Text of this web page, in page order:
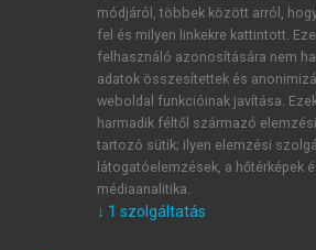
ÚJ FIÓK LÉTREHOZÁSA
1 óra díjmentes hozzáférés
E-MAIL-CÍM
módjáról, többek között arról,
fel és milyen linkekre kattintott.
felhasználó azonosítására nem
adatok összesítettek és
weboldal funkcióinak javítása.
harmadik féltől származó
tartozó sütik; ilyen elemzési
látogatóelemzések, a hőtérképek
médiaanalitika.
↓ 1 szolgáltatás